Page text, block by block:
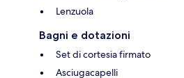
Lenzuola
Bagni e dotazioni
Set di cortesia firmato
Asciugacapelli